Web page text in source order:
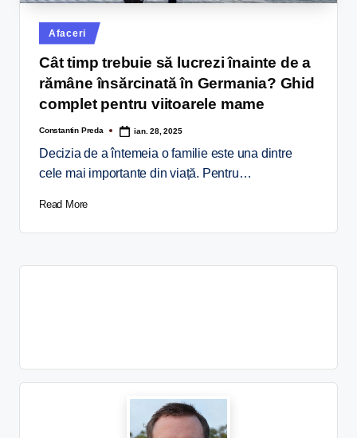
Afaceri
Cât timp trebuie să lucrezi înainte de a
rămâne însărcinată în Germania? Ghid
complet pentru viitoarele mame
Constantin Preda ian. 28, 2025
Decizia de a întemeia o familie este una dintre
cele mai importante din viață. Pentru…
Read More